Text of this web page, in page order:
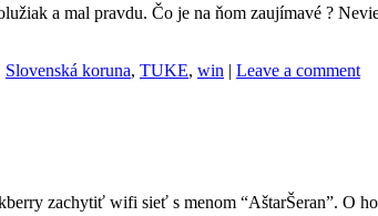
a mal pravdu. Čo je na ňom zaujímavé ?
Slovenská koruna, TUKE, win | Leave a comment
zachytiť wifi sieť s menom “AštarŠeran”. O